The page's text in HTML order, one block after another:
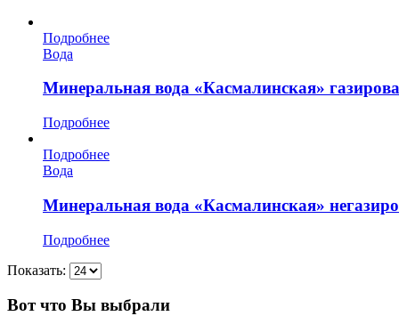
Подробнее
Вода
Минеральная вода «Касмалинская»
Подробнее
Подробнее
Вода
Минеральная вода «Касмалинская»
Подробнее
Показать:
Вот что Вы выбрали